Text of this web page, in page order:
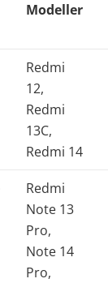
Modeller
Redmi
12,
Redmi
13C,
Redmi 14
Redmi
Note 13
Pro,
Note 14
Pro,